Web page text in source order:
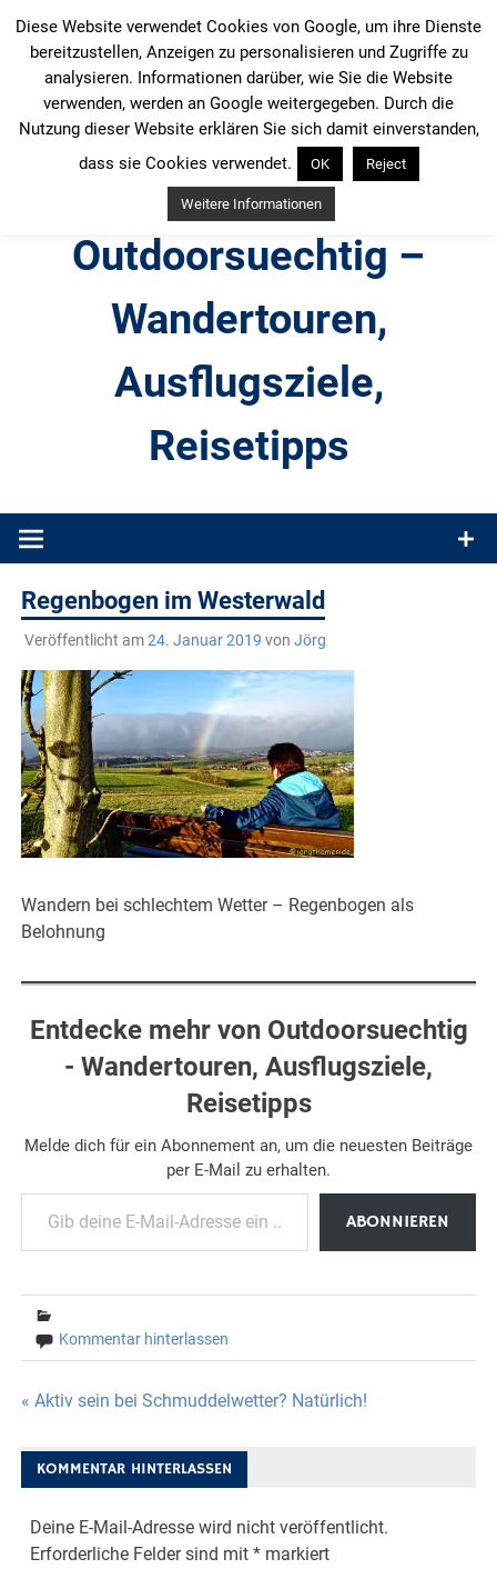
Inhalt
springen
Outdoorsuechtig –
Wandertouren,
Ausflugsziele,
Reisetipps
Produkttests und Buchrezensionen. Ein Blog für alle, die gern
Regenbogen im Westerwald
Veröffentlicht am24. Januar 2019 von Jörg
Wandern bei schlechtem Wetter – Regenbogen als
Belohnung
Entdecke mehr von Outdoorsuechtig
- Wandertouren, Ausflugsziele,
Reisetipps
Melde dich für ein Abonnement an, um die neuesten Beiträge
per E-Mail zu erhalten.
Gib deine E-Mail-Adresse ein ...
ABONNIEREN
Kommentar hinterlassen
Beitragsnavigation
« Aktiv sein bei Schmuddelwetter? Natürlich!
KOMMENTAR HINTERLASSEN
Deine E-Mail-Adresse wird nicht veröffentlicht.
Erforderliche Felder sind mit* markiert
Diese Website verwendet Cookies von Google, um ihre Dienste
bereitzustellen, Anzeigen zu personalisieren und Zugriffe zu
analysieren. Informationen darüber, wie Sie die Website
verwenden, werden an Google weitergegeben. Durch die
Nutzung dieser Website erklären Sie sich damit einverstanden,
dass sie Cookies verwendet.
OK Reject
Weitere Informationen